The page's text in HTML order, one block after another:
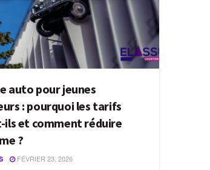
auto pour jeunes
: pourquoi les tarifs
ils et comment réduire
?
FÉVRIER 23, 2026